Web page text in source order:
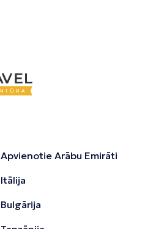
Apvienotie Arābu Emirāti
Itālija
Bulgārija